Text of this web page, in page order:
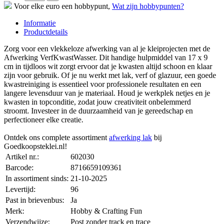
Voor elke euro een hobbypunt, Wat zijn hobbypunten?
Informatie
Productdetails
Zorg voor een vlekkeloze afwerking van al je kleiprojecten met de
Afwerking VerfKwastWasser. Dit handige hulpmiddel van 17 x 9
cm in tijdloos wit zorgt ervoor dat je kwasten altijd schoon en klaar
zijn voor gebruik. Of je nu werkt met lak, verf of glazuur, een goede
kwastreiniging is essentieel voor professionele resultaten en een
langere levensduur van je materiaal. Houd je werkplek netjes en je
kwasten in topconditie, zodat jouw creativiteit onbelemmerd
stroomt. Investeer in de duurzaamheid van je gereedschap en
perfectioneer elke creatie.
Ontdek ons complete assortiment afwerking lak bij
Goedkoopsteklei.nl!
Artikel nr.:
602030
Barcode:
8716659109361
In assortiment sinds: 21-10-2025
Levertijd:
96
Past in brievenbus:
Ja
Merk:
Hobby & Crafting Fun
Verzendwijze:
Post zonder track en trace